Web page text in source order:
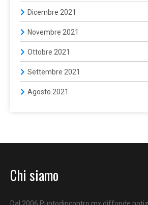
Dicembre 2021
Novembre 2021
Ottobre 2021
Settembre 2021
Agosto 2021
Chi siamo